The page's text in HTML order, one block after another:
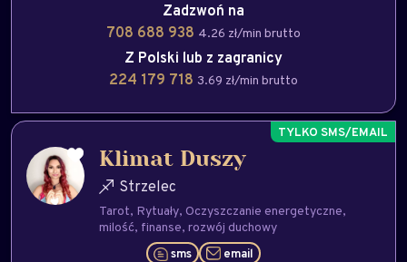
Zadzwoń na
708 688 938 4.26 zł/min brutto
Z Polski lub z zagranicy
224 179 718 3.69 zł/min brutto
Klimat Duszy
Strzelec
Tarot Rytuały Oczyszczanie energetyczne
milość finanse rozwój duchowy
sms email